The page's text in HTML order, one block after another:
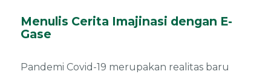
Menulis Cerita Imajinasi dengan E-
Gase
Pandemi Covid-19 merupakan realitas baru